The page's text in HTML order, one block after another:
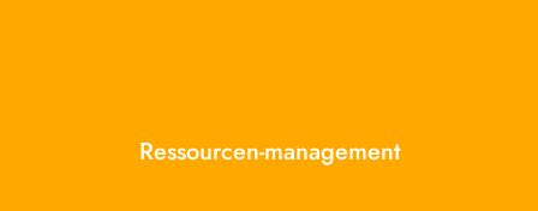
Ressourcen-management